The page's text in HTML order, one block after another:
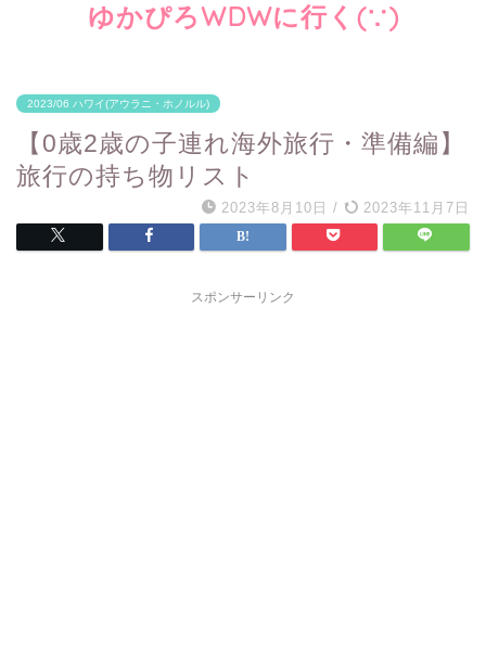
ゆかぴろWDWに行く(∵)
2023/06 ハワイ(アウラニ・ホノルル)
【0歳2歳の子連れ海外旅行・準備編】
旅行の持ち物リスト
2023年8月10日 / 2023年11月7日
スポンサーリンク